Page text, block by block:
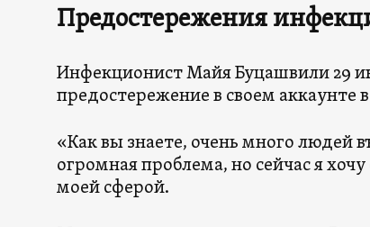
Предостережения
Инфекционист Майя Буцашвили 29
предостережение в своем аккаунте
«Как вы знаете, очень много людей
огромная проблема, но сейчас я
моей сферой.